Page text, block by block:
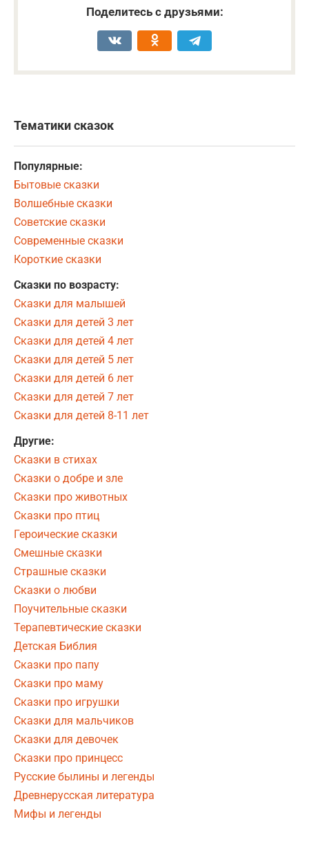
Поделитесь с друзьями:
Тематики сказок
Популярные:
Бытовые сказки
Волшебные сказки
Советские сказки
Современные сказки
Короткие сказки
Сказки по возрасту:
Сказки для малышей
Сказки для детей 3 лет
Сказки для детей 4 лет
Сказки для детей 5 лет
Сказки для детей 6 лет
Сказки для детей 7 лет
Сказки для детей 8-11 лет
Другие:
Сказки в стихах
Сказки о добре и зле
Сказки про животных
Сказки про птиц
Героические сказки
Смешные сказки
Страшные сказки
Сказки о любви
Поучительные сказки
Терапевтические сказки
Детская Библия
Сказки про папу
Сказки про маму
Сказки про игрушки
Сказки для мальчиков
Сказки для девочек
Сказки про принцесс
Русские былины и легенды
Древнерусская литература
Мифы и легенды